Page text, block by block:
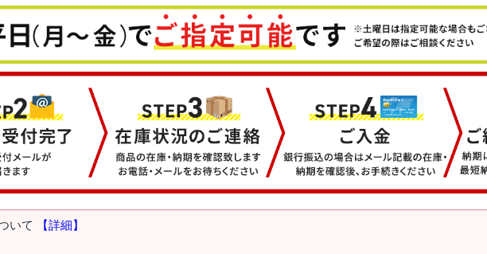
いて
【詳細】